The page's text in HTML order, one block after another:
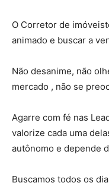
O Corretor de
animado e buscar a
Não desanime, não
mercado , não se
Agarre com fé nas
valorize cada uma
autônomo e depende
Buscamos todos os